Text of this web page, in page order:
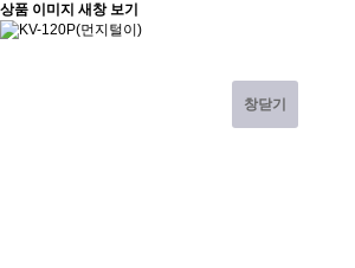
상품 이미지 새창 보기
창닫기